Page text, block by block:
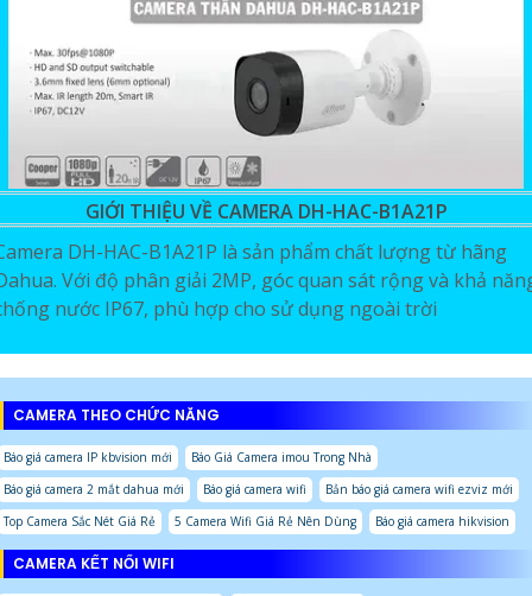
GIỚI THIỆU VỀ CAMERA DH-HAC-B1A21P
DH-HAC-B1A21P là sản phẩm chất lượng từ hãng
Với độ phân giải 2MP, góc quan sát rộng và khả
nước IP67, phù hợp cho sử dụng ngoài trời
CAMERA THEO CHỨC NĂNG
Báo giá camera IP kbvision mới
Báo Giá Camera imou Trong Nhà
Báo giá camera 2 mắt dahua mới
Báo giá camera wifi
Bản báo giá camera wifi ezviz mới
Top Camera Sắc Nét Giá Rẻ
5 Camera Wifi Giá Rẻ Nên Dùng Báo giá camera hikvision
CAMERA KẾT NỐI WIFI